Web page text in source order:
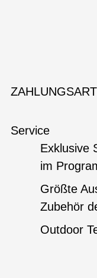
Service
Exklusive
im
Größte
Zubehör
Outdoor